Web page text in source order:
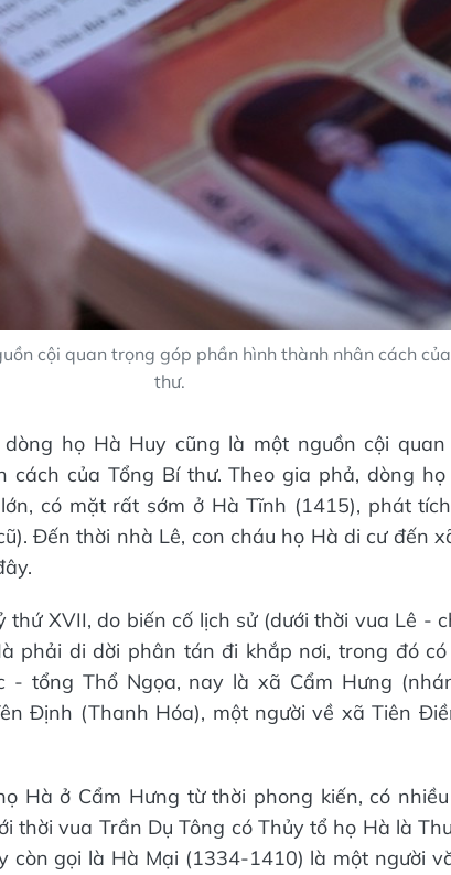
cội quan trọng góp phần hình thành nhân cách
thư.
dòng họ Hà Huy cũng là một nguồn cội
cách của Tổng Bí thư. Theo gia phả, dòng
có mặt rất sớm ở Hà Tĩnh (1415), phát
Đến thời nhà Lê, con cháu họ Hà di cư đến
thứ XVII, do biến cố lịch sử (dưới thời vua Lê -
phải di dời phân tán đi khắp nơi, trong đó
- tổng Thổ Ngọa, nay là xã Cẩm Hưng
Định (Thanh Hóa), một người về xã Tiên
Hà ở Cẩm Hưng từ thời phong kiến, có
thời vua Trần Dụ Tông có Thủy tổ họ Hà là
còn gọi là Hà Mại (1334-1410) là một người